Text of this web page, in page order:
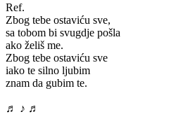
Ref.
Zbog tebe ostaviću sve,
sa tobom bi svugdje pošla
ako želiš me.
Zbog tebe ostaviću sve
iako te silno ljubim
znam da gubim te.
♬ ♪ ♬